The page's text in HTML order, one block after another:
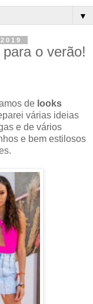
▼
o verão!
de looks
várias ideias
e de vários
e bem estilosos